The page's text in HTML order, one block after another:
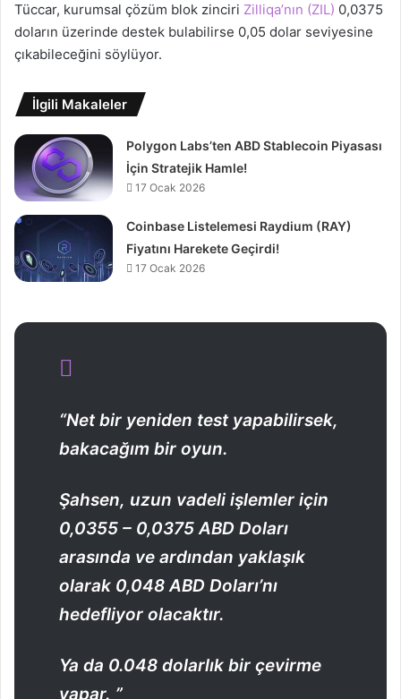
Tüccar, kurumsal çözüm blok zinciri Zilliqa’nın (ZIL) 0,0375
doların üzerinde destek bulabilirse 0,05 dolar seviyesine
çıkabileceğini söylüyor.
İlgili Makaleler
Polygon Labs’ten ABD Stablecoin Piyasası
İçin Stratejik Hamle!
17 Ocak 2026
Coinbase Listelemesi Raydium (RAY)
Fiyatını Harekete Geçirdi!
17 Ocak 2026
“Net bir yeniden test yapabilirsek,
bakacağım bir oyun.
Şahsen, uzun vadeli işlemler için
0,0355 – 0,0375 ABD Doları
arasında ve ardından yaklaşık
olarak 0,048 ABD Doları’nı
hedefliyor olacaktır.
Ya da 0.048 dolarlık bir çevirme
yapar. ”